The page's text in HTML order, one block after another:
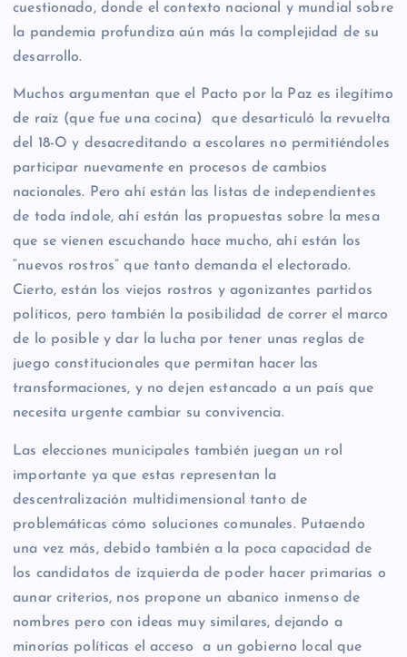
cuestionado, donde el contexto nacional y mundial sobre
la pandemia profundiza aún más la complejidad de su
desarrollo.
Muchos argumentan que el Pacto por la Paz es ilegítimo
de raíz (que fue una cocina) que desarticuló la revuelta
del 18-O y desacreditando a escolares no permitiéndoles
participar nuevamente en procesos de cambios
nacionales. Pero ahí están las listas de independientes
de toda índole, ahí están las propuestas sobre la mesa
que se vienen escuchando hace mucho, ahí están los
“nuevos rostros” que tanto demanda el electorado.
Cierto, están los viejos rostros y agonizantes partidos
políticos, pero también la posibilidad de correr el marco
de lo posible y dar la lucha por tener unas reglas de
juego constitucionales que permitan hacer las
transformaciones, y no dejen estancado a un país que
necesita urgente cambiar su convivencia.
Las elecciones municipales también juegan un rol
importante ya que estas representan la
descentralización multidimensional tanto de
problemáticas cómo soluciones comunales. Putaendo
una vez más, debido también a la poca capacidad de
los candidatos de izquierda de poder hacer primarias o
aunar criterios, nos propone un abanico inmenso de
nombres pero con ideas muy similares, dejando a
minorías políticas el acceso a un gobierno local que